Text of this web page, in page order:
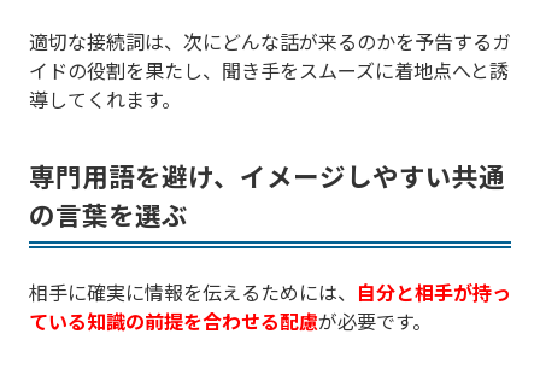
適切な接続詞は、次にどんな話が来るのかを予告するガ
イドの役割を果たし、聞き手をスムーズに着地点へと誘
導してくれます。
専門用語を避け、イメージしやすい共通
の言葉を選ぶ
相手に確実に情報を伝えるためには、 自分と相手が持っ
ている知識の前提を合わせる配慮が必要です。